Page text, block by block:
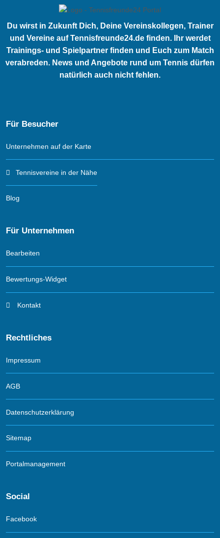
Du wirst in Zukunft Dich, Deine Vereinskollegen, Trainer
und Vereine auf Tennisfreunde24.de finden. Ihr werdet
Trainings- und Spielpartner finden und Euch zum Match
verabreden. News und Angebote rund um Tennis dürfen
natürlich auch nicht fehlen.
Für Besucher
Unternehmen auf der Karte
Tennisvereine in der Nähe
Blog
Für Unternehmen
Bearbeiten
Bewertungs-Widget
Kontakt
Rechtliches
Impressum
AGB
Datenschutzerklärung
Sitemap
Portalmanagement
Social
Facebook